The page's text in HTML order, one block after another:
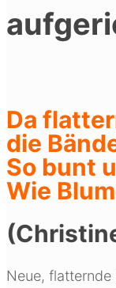
Da
die
So bunt
Wie
Neue, flatternde